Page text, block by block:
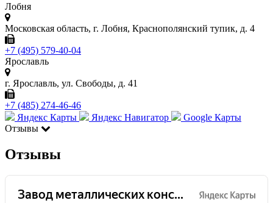
Лобня
Московская область, г. Лобня, Краснополянский тупик, д. 4
+7 (495) 579-40-04
Ярославль
г. Ярославль, ул. Свободы, д. 41
+7 (485) 274-46-46
Яндекс Карты
Яндекс Навигатор
Google Карты
Отзывы
Отзывы